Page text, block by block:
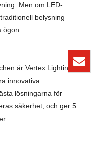
Men om LED-
belysning
ögon.
är Vertex Lighting
innovativa
lösningarna för
säkerhet, och ger 5